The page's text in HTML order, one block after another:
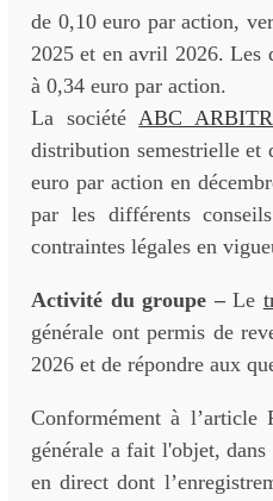
de 0,10 euro par action,
2025 et en avril 2026. Les
à 0,34 euro par action.
La sociétéABC
distribution semestrielle et
euro par action en
par les différents
contraintes légales en
Activité du groupe –Le
générale ont permis de
2026 et de répondre aux
Conformément à l’article
générale a fait l'objet,
en direct dont